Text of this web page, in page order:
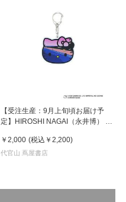
【受注生産：9月上旬頃お届け予
定】HIROSHI NAGAI（永井博） ×
KEY HOLDER / KTHN-AKF Untitled
5
￥2,000 (税込 ￥2,200)
代官山 蔦屋書店